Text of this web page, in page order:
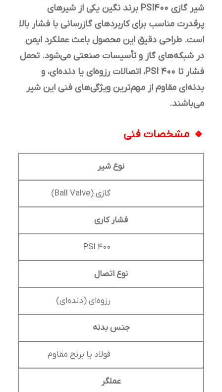
شیر گازی PSI400 برند نگین یکی از شیرهای
پرقدرت مناسب برای کاربردهای گازرسانی با فشار بالا
است. طراحی دقیق این محصول باعث عملکرد ایمن
در شبکه‌های گاز و تأسیسات صنعتی می‌شود. تحمل
فشار تا 400 PSI، اتصالات رزوه‌ای یا دنده‌ای، و
بدنه‌ای مقاوم از مهم‌ترین ویژگی‌های فنی این شیر
می‌باشند.
مشخصات فنی
نوع شیر
گازی (Ball Valve)
فشار کاری
400 PSI
نوع اتصال
رزوه‌ای (دنده‌ای)
جنس بدنه
فولاد یا برنج مقاوم
عملگر